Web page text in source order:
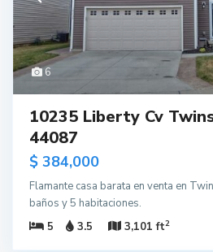
6
10235 Liberty Cv
44087
$ 384,000
Flamante casa barata en venta en
baños y 5 habitaciones.
5
3.5 3,101 ft2